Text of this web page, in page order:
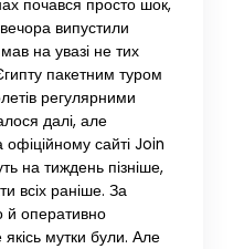
почався просто шок,
випустили
на увазі не тих
пакетним туром
регулярними
далі, але
сайті Join
на тиждень пізніше,
всіх раніше. За
й оперативно
мутки були. Але